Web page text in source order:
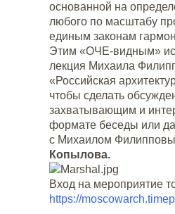
основанной на
любого по масштабу
единым законам
Этим «ОЧЕ-видным»
лекция Михаила
«Российская
чтобы сделать
захватывающим и
формате беседы или
с Михаилом
Копылова.
Вход на мероприятие
https://